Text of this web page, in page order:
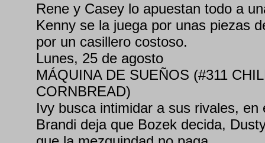
Rene y Casey lo apuestan todo a
Kenny se la juega por unas piezas
por un casillero costoso.
Lunes, 25 de agosto
MÁQUINA DE SUEÑOS (#311
CORNBREAD)
Ivy busca intimidar a sus rivales, en
Brandi deja que Bozek decida,